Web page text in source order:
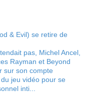
& Evil) se retire de
pas, Michel Ancel,
Rayman et Beyond
sur son compte
jeu vidéo pour se
inti...